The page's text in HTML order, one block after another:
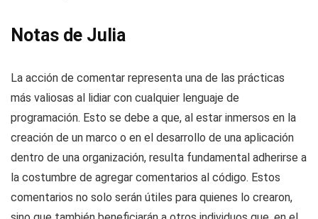
Notas de Julia
La acción de comentar representa una de las prácticas
más valiosas al lidiar con cualquier lenguaje de
programación. Esto se debe a que, al estar inmersos en la
creación de un marco o en el desarrollo de una aplicación
dentro de una organización, resulta fundamental adherirse a
la costumbre de agregar comentarios al código. Estos
comentarios no solo serán útiles para quienes lo crearon,